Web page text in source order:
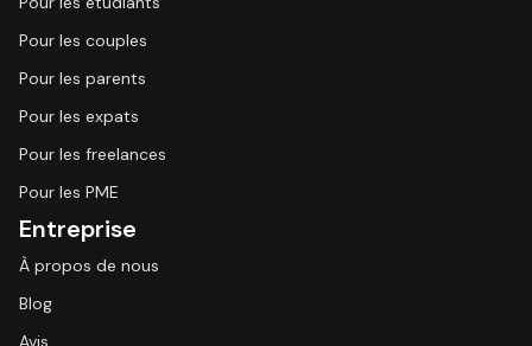
Pour les couples
Pour les parents
Pour les expats
Pour les freelances
Pour les PME
Entreprise
À propos de nous
Blog
Avis